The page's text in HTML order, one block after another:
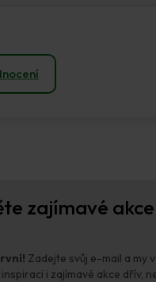
zajímavé
Zadejte svůj e-mail a my
i zajímavé akce dřív,